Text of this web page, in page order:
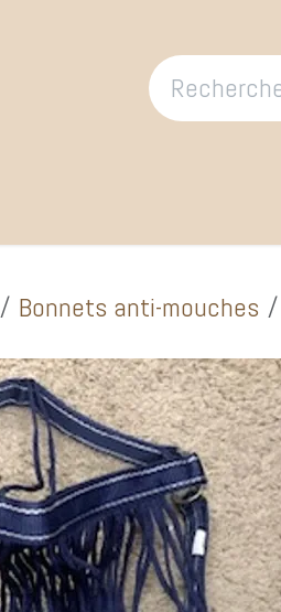
Bonnets anti-mouches